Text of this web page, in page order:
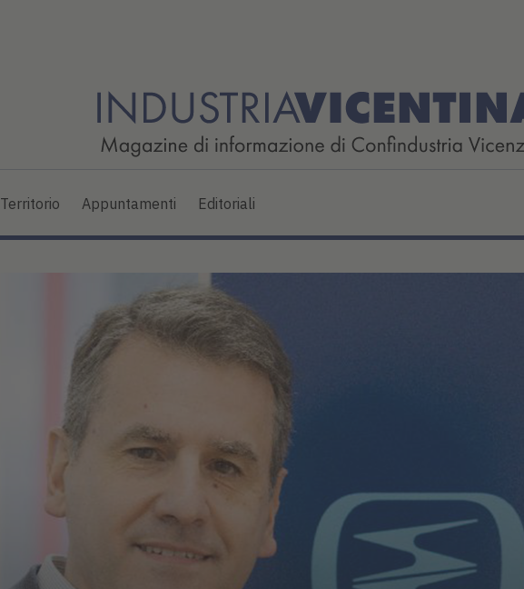
Territorio Appuntamenti Editoriali